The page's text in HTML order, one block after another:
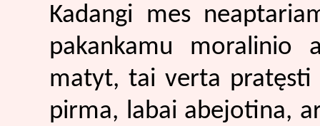
Kadangi mes
pakankamu moralinio
matyt, tai verta pratęsti
pirma, labai abejotina,